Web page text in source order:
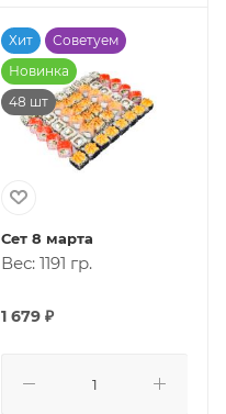
Хит
Советуем
Новинка
48 шт
Сет 8 марта
Вес: 1191 гр.
1 679₽